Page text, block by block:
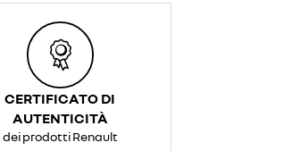
CERTIFICATO DI
AUTENTICITÀ
dei prodotti Renault